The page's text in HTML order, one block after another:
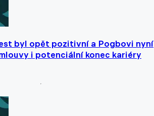
byl opět pozitivní a Pogbovi nyní
i potenciální konec kariéry